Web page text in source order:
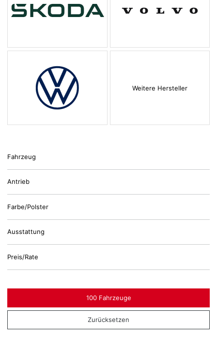
Weitere Hersteller
Fahrzeug
Antrieb
Farbe/Polster
Ausstattung
Preis/Rate
100 Fahrzeuge
Zurücksetzen